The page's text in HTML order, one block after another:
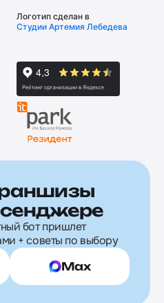
Логотип сделан в
Студии Артемия Лебедева
бот пришлет
+ советы по выбору
Max